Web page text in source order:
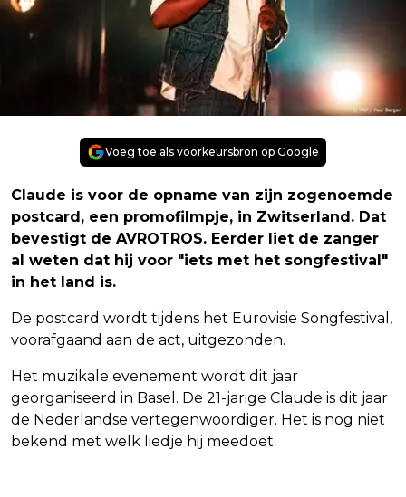
Voeg toe als voorkeursbron op Google
Claude is voor de opname van zijn zogenoemde
postcard, een promofilmpje, in Zwitserland. Dat
bevestigt de AVROTROS. Eerder liet de zanger
al weten dat hij voor "iets met het songfestival"
in het land is.
De postcard wordt tijdens het Eurovisie Songfestival,
voorafgaand aan de act, uitgezonden.
Het muzikale evenement wordt dit jaar
georganiseerd in Basel. De 21-jarige Claude is dit jaar
de Nederlandse vertegenwoordiger. Het is nog niet
bekend met welk liedje hij meedoet.